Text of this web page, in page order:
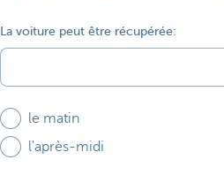
La voiture peut être récupérée:
le matin
l'après-midi